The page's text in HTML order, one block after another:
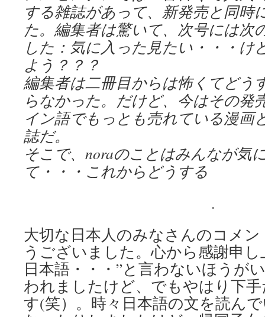
する雑誌があって、新発売と同時
た。編集者は驚いて、次号には次
した：気に入った見たい・・・け
よう？？？
編集者は二冊目からは怖くてどう
らなかった。だけど、今はその発
イン語でもっとも売れている漫画
誌だ。
そこで、noraのことはみんなが気
て・・・これからどうする
.
大切な日本人のみなさんのコメ
うございました。心から感謝申
日本語・・・”と言わないほうが
われましたけど、でもやはり下
す(笑）。時々日本語の文を読ん